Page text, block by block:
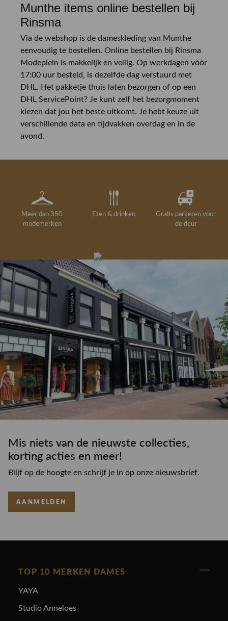
Munthe items online bestellen bij
Rinsma
Via de webshop is de dameskleding van Munthe
eenvoudig te bestellen. Online bestellen bij Rinsma
Modeplein is makkelijk en veilig. Op werkdagen vòòr
17:00 uur besteld, is dezelfde dag verstuurd met
DHL. Het pakketje thuis laten bezorgen of op een
DHL ServicePoint? Je kunt zelf het bezorgmoment
kiezen dat jou het beste uitkomt. Je hebt keuze uit
verschillende data en tijdvakken overdag en in de
avond.
Meer dan 350
modemerken
Eten & drinken
Gratis parkeren voor
de deur
drankje
Gratis retourneren in
de winkel
Deskundig
kledingadvies
Mis niets van de nieuwste collecties,
korting acties en meer!
Blijf op de hoogte en schrijf je in op onze nieuwsbrief.
AANMELDEN
TOP 10 MERKEN DAMES
YAYA
Studio Anneloes